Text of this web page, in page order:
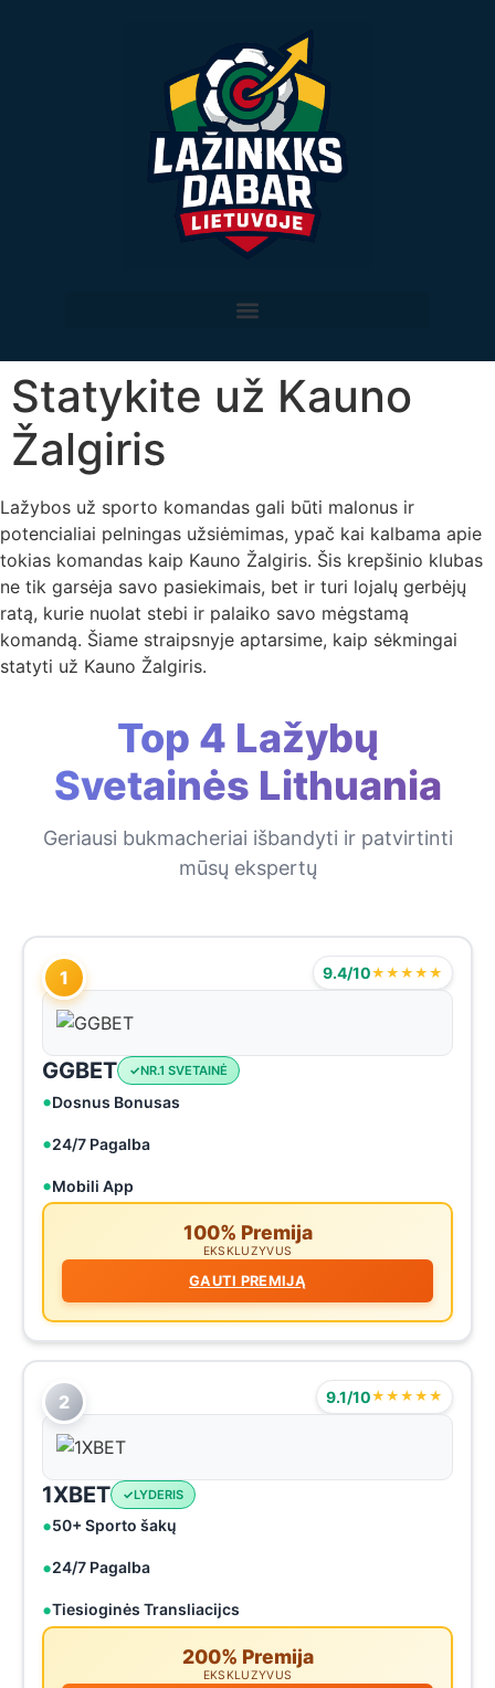
Statykite už Kauno
Žalgiris
Lažybos už sporto komandas gali būti malonus ir
potencialiai pelningas užsiėmimas, ypač kai kalbama apie
tokias komandas kaip Kauno Žalgiris. Šis krepšinio klubas
ne tik garsėja savo pasiekimais, bet ir turi lojalų gerbėjų
ratą, kurie nuolat stebi ir palaiko savo mėgstamą
komandą. Šiame straipsnyje aptarsime, kaip sėkmingai
statyti už Kauno Žalgiris.
Top 4 Lažybų
Svetainės Lithuania
Geriausi bukmacheriai išbandyti ir patvirtinti
mūsų ekspertų
1 9.4/10★★★★★
GGBET NR.1 SVETAINĖ
Dosnus Bonusas
24/7 Pagalba
Mobili App
100% Premija
EKSKLUZYVUS
GAUTI PREMIJĄ
2 9.1/10★★★★★
1XBET LYDERIS
50+ Sporto šakų
24/7 Pagalba
Tiesioginės Transliacijcs
200% Premija
EKSKLUZYVUS